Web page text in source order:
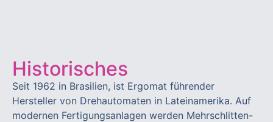
Historisches
Seit 1962 in Brasilien, ist Ergomat führender
Hersteller von Drehautomaten in Lateinamerika. Auf
modernen Fertigungsanlagen werden Mehrschlitten-